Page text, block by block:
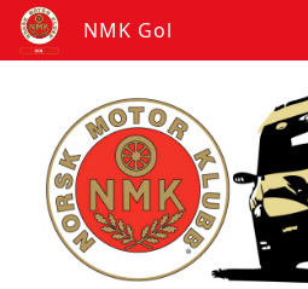
NMK Gol